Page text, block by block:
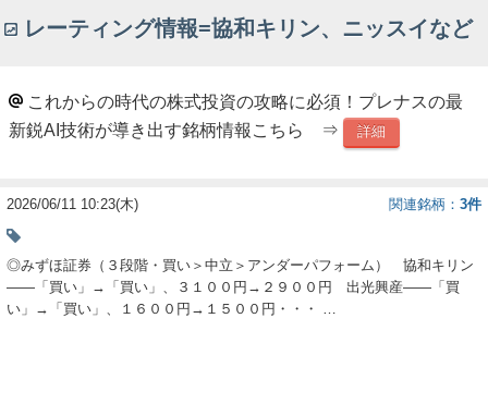
ー
ト
ェ
ア
ク
マ
レーティング情報=協和キリン、ニッスイなど
これからの時代の株式投資の攻略に必須！プレナスの最
新鋭AI技術が導き出す銘柄情報こちら ⇒
詳細
2026/06/11 10:23(木) 関連銘柄 3件
◎みずほ証券（３段階・買い＞中立＞アンダーパフォーム） 協和キリン
――「買い」→「買い」、３１００円→２９００円 出光興産――「買
い」→「買い」、１６００円→１５００円・・・